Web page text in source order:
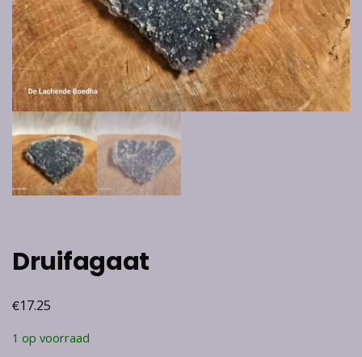
Druifagaat
€17.25
1 op voorraad